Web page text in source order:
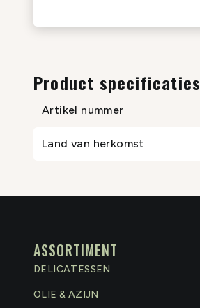
Product specificaties
Artikel nummer
Land van herkomst
ASSORTIMENT
DELICATESSEN
OLIE & AZIJN